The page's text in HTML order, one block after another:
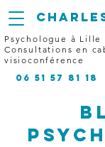
Psychologue à
Consultations en
visioconférence
06 51 57 81 18